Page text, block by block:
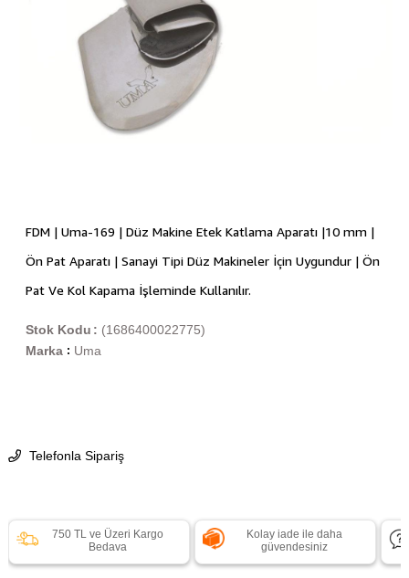
FDM | Uma-169 | Düz Makine Etek Katlama Aparatı |10 mm |
Ön Pat Aparatı | Sanayi Tipi Düz Makineler İçin Uygundur | Ön
Pat Ve Kol Kapama İşleminde Kullanılır.
(1686400022775)
Stok Kodu
Marka : Uma
Telefonla Sipariş
750 TL ve Üzeri Kargo
Bedava
Kolay iade ile daha
güvendesiniz